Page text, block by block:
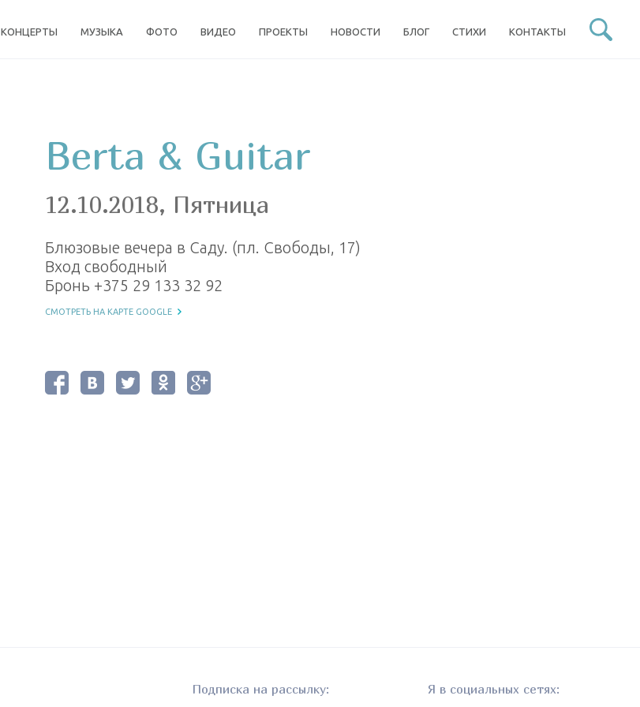
КОНЦЕРТЫ МУЗЫКА ФОТО ВИДЕО ПРОЕКТЫ НОВОСТИ БЛОГ СТИХИ КОНТАКТЫ
Berta & Guitar
12.10.2018, Пятница
Блюзовые вечера в Саду. (пл. Свободы, 17)
Вход свободный
Бронь +375 29 133 32 92
СМОТРЕТЬ НА КАРТЕ GOOGLE
Подписка на рассылку: Я в социальных сетях: